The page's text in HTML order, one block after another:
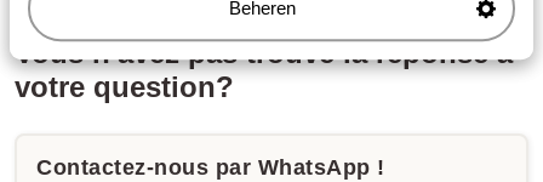
Beheren
Vous n'avez pas trouvé la réponse à
votre question?
Contactez-nous par WhatsApp !